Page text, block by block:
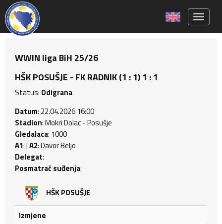
WWIN liga BiH 25/26
HŠK POSUŠJE - FK RADNIK (1 : 1) 1 : 1
Status: Odigrana
Datum: 22.04.2026 16:00
Stadion: Mokri Dolac - Posušje
Gledalaca: 1000
A1: |A2: Davor Beljo
Delegat:
Posmatrač suđenja:
HŠK POSUŠJE
Izmjene